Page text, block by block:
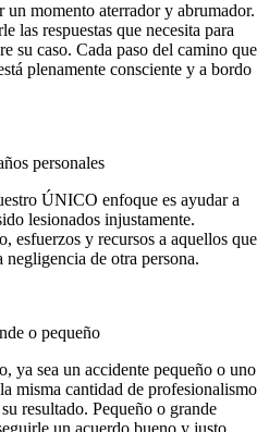
un momento aterrador y abrumador.
las respuestas que necesita para
su caso. Cada paso del camino que
plenamente consciente y a bordo
personales
ÚNICO enfoque es ayudar a
lesionados injustamente.
esfuerzos y recursos a aquellos que
de otra persona.
o pequeño
ya sea un accidente pequeño o uno
misma cantidad de profesionalismo
resultado. Pequeño o grande